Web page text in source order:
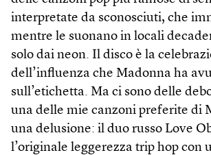
interpretate da sconosciuti, che
mentre le suonano in locali
solo dai neon. Il disco è la
dell’influenza che Madonna ha
sull’etichetta. Ma ci sono delle
una delle mie canzoni preferite di
una delusione: il duo russo Love
l’originale leggerezza trip hop con